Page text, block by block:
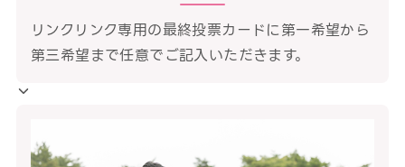
リンクリンク専用の最終投票カードに第一希望から
第三希望まで任意でご記入いただきます。